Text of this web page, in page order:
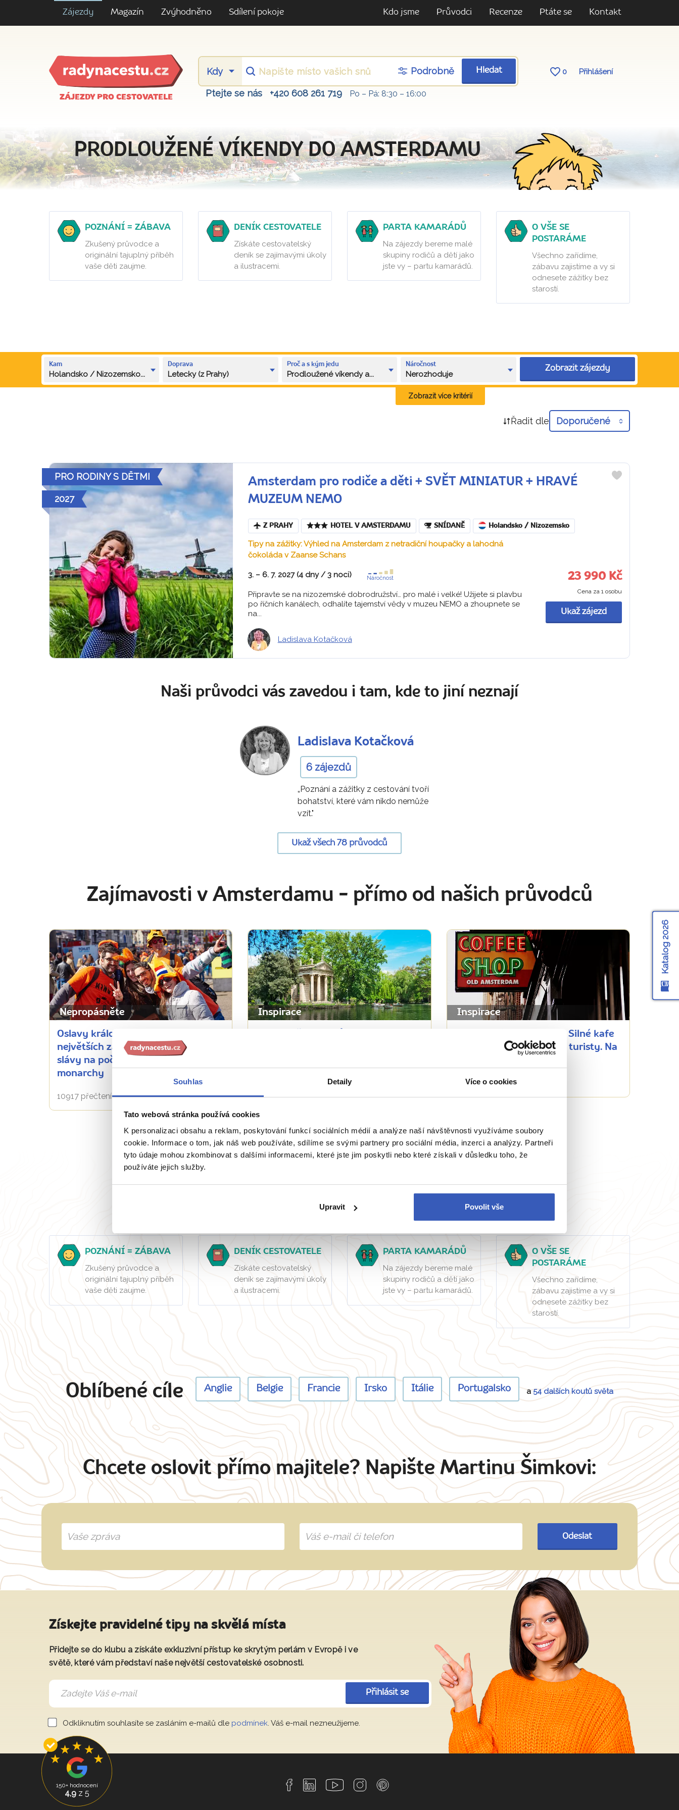
Souhlas Detaily Více o cookies
Tato webová stránka používá cookies
K personalizaci obsahu a reklam, poskytování funkcí sociálních médií a analýze naší návštěvnosti využíváme soubory
cookie. Informace o tom, jak náš web používáte, sdílíme se svými partnery pro sociální média, inzerci a analýzy. Partneři
tyto údaje mohou zkombinovat s dalšími informacemi, které jste jim poskytli nebo které získali v důsledku toho, že
používáte jejich služby.
Upravit Povolit vše
Zájezdy Magazín Zvýhodněno Sdílení pokoje Kdo jsme Průvodci Recenze Ptáte se Kontakt
ZÁJEZDY PRO CESTOVATELE
Podrobně Hledat 0 Přihlášení
Ptejte se nás +420 608 261 719 Po – Pá: 8:30 – 16:00
PRODLOUŽENÉ VÍKENDY DO AMSTERDAMU
POZNÁNÍ = ZÁBAVA
Zkušený průvodce a
originální tajuplný příběh
vaše děti zaujme.
DENÍK CESTOVATELE
Získáte cestovatelský
deník se zajímavými úkoly
a ilustracemi.
PARTA KAMARÁDŮ
Na zájezdy bereme malé
skupiny rodičů a dětí jako
jste vy – partu kamarádů.
O VŠE SE
POSTARÁME
Všechno zařídíme,
zábavu zajistíme a vy si
odnesete zážitky bez
starostí.
Kam
Holandsko / Nizozemsko...
Doprava
Letecky (z Prahy)
Proč a s kým jedu
Prodloužené víkendy a...
Náročnost
Nerozhoduje
Zobrazit zájezdy
Zobrazit více kritérií
Řadit dle Doporučené
PRO RODINY S DĚTMI
2027
Amsterdam pro rodiče a děti + SVĚT MINIATUR + HRAVÉ
MUZEUM NEMO
Z PRAHY HOTEL V AMSTERDAMU SNÍDANĚ Holandsko / Nizozemsko
Tipy na zážitky: Výhled na Amsterdam z netradiční houpačky a lahodná
čokoláda v Zaanse Schans
3. – 6. 7. 2027 (4 dny / 3 noci) Náročnost
Připravte se na nizozemské dobrodružství… pro malé i velké! Užijete si plavbu
po říčních kanálech, odhalíte tajemství vědy v muzeu NEMO a zhoupnete se
na...
Ladislava Kotačková
23 990 Kč
Cena za 1 osobu
Ukaž zájezd
Naši průvodci vás zavedou i tam, kde to jiní neznají
Ladislava Kotačková
6 zájezdů
„Poznání a zážitky z cestování tvoří
bohatství, které vám nikdo nemůže
vzít."
Ukaž všech 78 průvodců
Zajímavosti v Amsterdamu - přímo od našich průvodců
Nepropásněte
Oslavy králových narozenin: 5
největších zajímavostí oranžové
slávy na počest nizozemského
monarchy
10917 přečtení
Inspirace Inspirace
Holandské coffeeshopy: Silné kafe
pro odpůrce, zážitek pro turisty. Na
70824 přečtení
Zobrazit všechny články o Holandsku
S námi je cestování s dětmi zábava
POZNÁNÍ = ZÁBAVA
Zkušený průvodce a
originální tajuplný příběh
vaše děti zaujme.
DENÍK CESTOVATELE
Získáte cestovatelský
deník se zajímavými úkoly
a ilustracemi.
PARTA KAMARÁDŮ
Na zájezdy bereme malé
skupiny rodičů a dětí jako
jste vy – partu kamarádů.
O VŠE SE
POSTARÁME
Všechno zařídíme,
zábavu zajistíme a vy si
odnesete zážitky bez
starostí.
Oblíbené cíle Anglie Belgie Francie Irsko Itálie Portugalsko a54 dalších koutů světa
Chcete oslovit přímo majitele? Napište Martinu Šimkovi:
Odeslat
Získejte pravidelné tipy na skvělá místa
Přidejte se do klubu a získáte exkluzivní přístup ke skrytým perlám v Evropě i ve
světě, které vám představí naše největší cestovatelské osobnosti.
Přihlásit se
Odkliknutím souhlasíte se zasláním e-mailů dle podmínek. Váš e-mail nezneužijeme.
Katalog 2026
150+ hodnocení
4,9z 5